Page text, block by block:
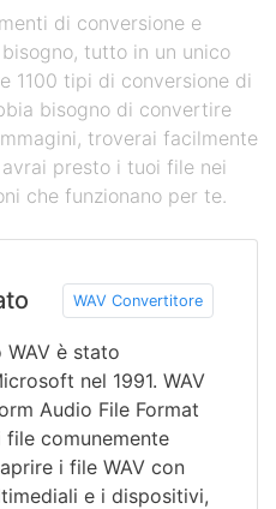
di conversione e
tutto in un unico
1100 tipi di conversione di
bisogno di convertire
troverai facilmente
presto i tuoi file nei
che funzionano per te.
WAV Convertitore
è stato
nel 1991. WAV
Audio File Format
comunemente
i file WAV con
e i dispositivi,